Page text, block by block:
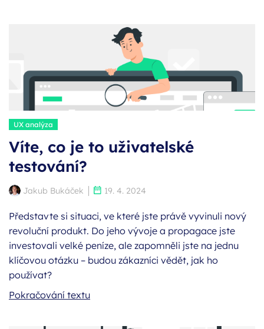
Víte, co je to uživatelské
testování?
Autor:Jakub Bukáček
Štítky:
UX analýza
Publikováno:
19. 4. 2024
Představte si situaci, ve které jste právě vyvinuli nový
revoluční produkt. Do jeho vývoje a propagace jste
investovali velké peníze, ale zapomněli jste na jednu
klíčovou otázku – budou zákazníci vědět, jak ho
používat?
Pokračování textuVíte, co je to uživatelské testování?